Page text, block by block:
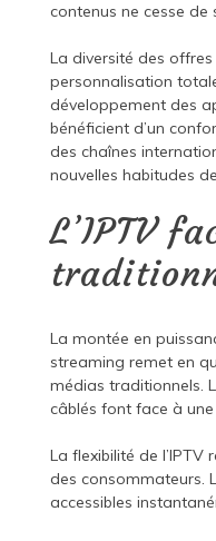
contenus ne cesse de
La diversité des
personnalisation
développement des
bénéficient d’un
des chaînes
nouvelles habitudes
L’IPTV
La montée en
streaming remet en
médias traditionnels.
câblés font face à une
La flexibilité de
des consommateurs.
accessibles